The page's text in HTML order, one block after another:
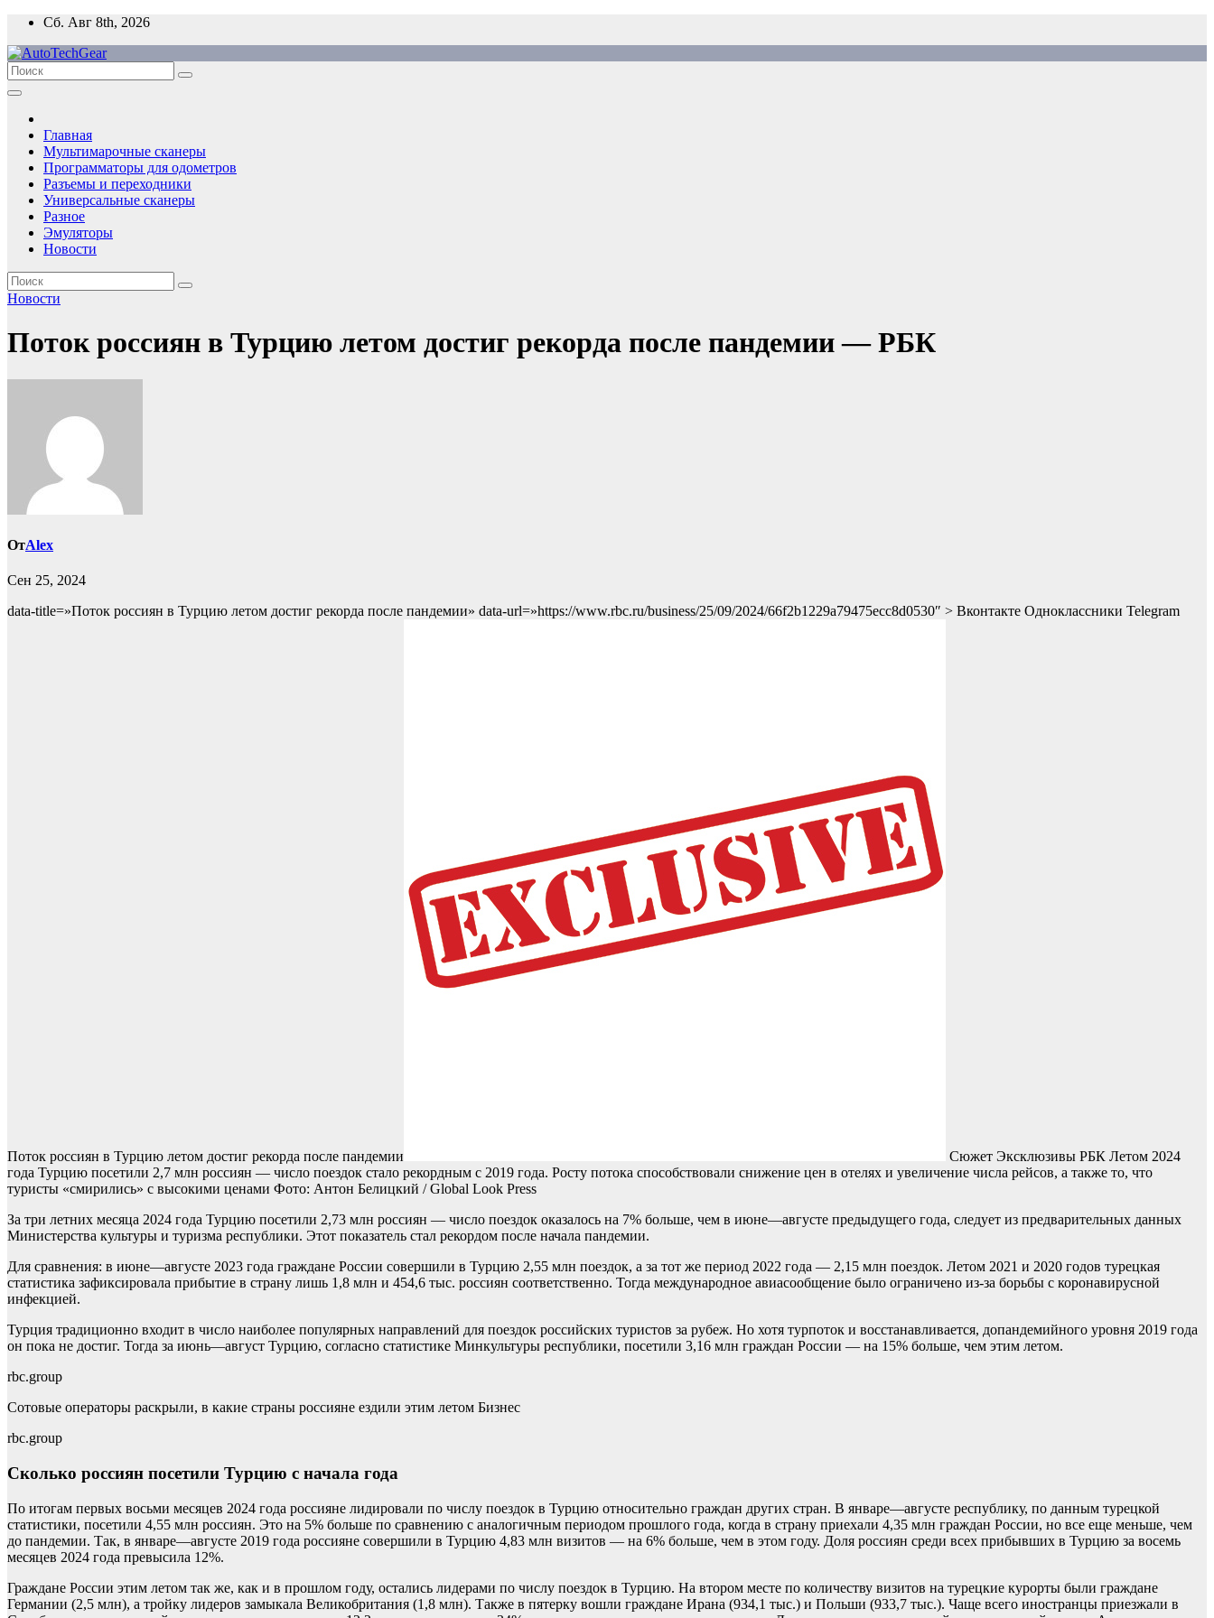
Перейти
содержимому
Сб. Авг 8th, 2026
Главная
Мультимарочные сканеры
Программаторы для одометров
Разъемы и переходники
Универсальные сканеры
Разное
Эмуляторы
Новости
Новости
Поток россиян в Турцию летом достиг рекорда после пандемии — РБК
ОтAlex
Сен 25, 2024
data-title=»Поток россиян в Турцию летом достиг рекорда после пандемии» data-url=»https://www.rbc.ru/business/25/09/2024/66f2b1229a79475ecc8d0530″ > Вконтакте Одноклассники Telegram
Поток россиян в Турцию летом достиг рекорда после пандемии Сюжет Эксклюзивы РБК Летом 2024
года Турцию посетили 2,7 млн россиян — число поездок стало рекордным с 2019 года. Росту потока способствовали снижение цен в отелях и увеличение числа рейсов, а также то, что
туристы «смирились» с высокими ценами Фото: Антон Белицкий / Global Look Press
За три летних месяца 2024 года Турцию посетили 2,73 млн россиян — число поездок оказалось на 7% больше, чем в июне—августе предыдущего года, следует из предварительных данных
Министерства культуры и туризма республики. Этот показатель стал рекордом после начала пандемии.
Для сравнения: в июне—августе 2023 года граждане России совершили в Турцию 2,55 млн поездок, а за тот же период 2022 года — 2,15 млн поездок. Летом 2021 и 2020 годов турецкая
статистика зафиксировала прибытие в страну лишь 1,8 млн и 454,6 тыс. россиян соответственно. Тогда международное авиасообщение было ограничено из-за борьбы с коронавирусной
инфекцией.
Турция традиционно входит в число наиболее популярных направлений для поездок российских туристов за рубеж. Но хотя турпоток и восстанавливается, допандемийного уровня 2019 года
он пока не достиг. Тогда за июнь—август Турцию, согласно статистике Минкультуры республики, посетили 3,16 млн граждан России — на 15% больше, чем этим летом.
rbc.group
Сотовые операторы раскрыли, в какие страны россияне ездили этим летом Бизнес
rbc.group
Сколько россиян посетили Турцию с начала года
По итогам первых восьми месяцев 2024 года россияне лидировали по числу поездок в Турцию относительно граждан других стран. В январе—августе республику, по данным турецкой
статистики, посетили 4,55 млн россиян. Это на 5% больше по сравнению с аналогичным периодом прошлого года, когда в страну приехали 4,35 млн граждан России, но все еще меньше, чем
до пандемии. Так, в январе—августе 2019 года россияне совершили в Турцию 4,83 млн визитов — на 6% больше, чем в этом году. Доля россиян среди всех прибывших в Турцию за восемь
месяцев 2024 года превысила 12%.
Граждане России этим летом так же, как и в прошлом году, остались лидерами по числу поездок в Турцию. На втором месте по количеству визитов на турецкие курорты были граждане
Германии (2,5 млн), а тройку лидеров замыкала Великобритания (1,8 млн). Также в пятерку вошли граждане Ирана (934,1 тыс.) и Польши (933,7 тыс.). Чаще всего иностранцы приезжали в